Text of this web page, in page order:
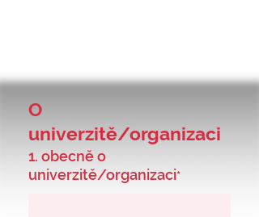
O
univerzitě/organizaci
1. obecně o
univerzitě/organizaci*